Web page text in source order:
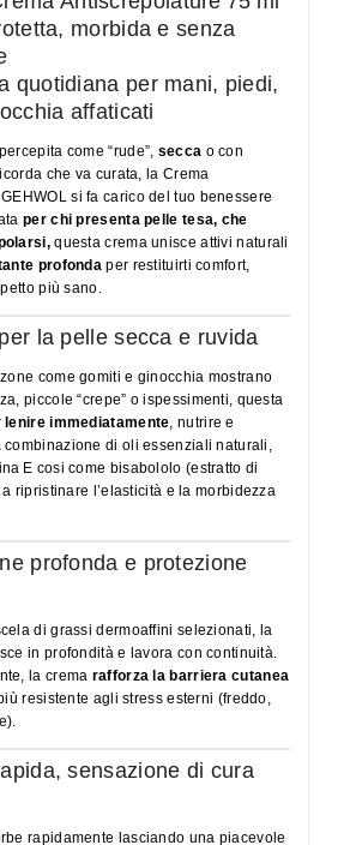
morbida e senza
quotidiana per mani, piedi,
affaticati
come “rude”, secca o con
che va curata, la Crema
si fa carico del tuo benessere
per chi presenta pelle tesa, che
questa crema unisce attivi naturali
profonda per restituirti comfort,
più sano.
la pelle secca e ruvida
come gomiti e ginocchia mostrano
piccole “crepe” o ispessimenti, questa
lenire immediatamente , nutrire e
di oli essenziali naturali,
E cosi come bisabololo (estratto di
ripristinare l’elasticità e la morbidezza
profonda e protezione
di grassi dermoaffini selezionati, la
in profondità e lavora con continuità.
la crema rafforza la barriera cutanea
resistente agli stress esterni (freddo,
sensazione di cura
rapidamente lasciando una piacevole